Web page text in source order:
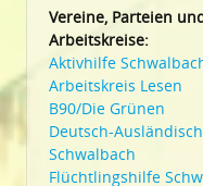
Vereine, Parteien
Arbeitskreise:
Aktivhilfe
Arbeitskreis Lesen
B90/Die Grünen
Deutsch-
Schwalbach
Flüchtlingshilfe